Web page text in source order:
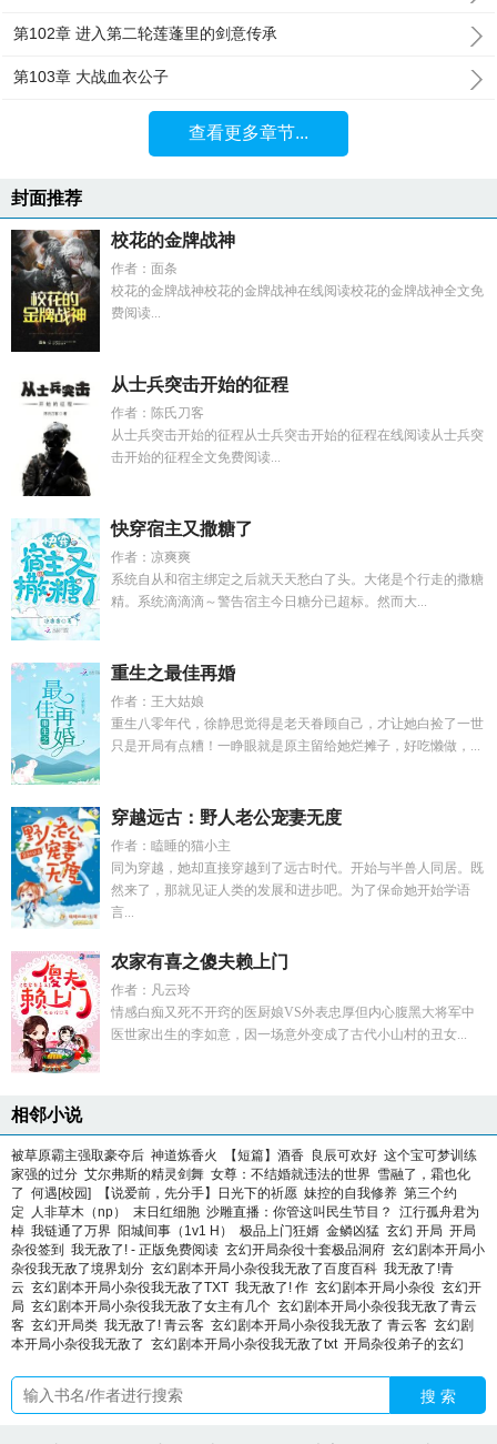
第102章 进入第二轮莲蓬里的剑意传承
第103章 大战血衣公子
查看更多章节...
封面推荐
校花的金牌战神
作者：面条
校花的金牌战神校花的金牌战神在线阅读校花的金牌战神全文免
费阅读...
从士兵突击开始的征程
作者：陈氏刀客
从士兵突击开始的征程从士兵突击开始的征程在线阅读从士兵突
击开始的征程全文免费阅读...
快穿宿主又撒糖了
作者：凉爽爽
系统自从和宿主绑定之后就天天愁白了头。大佬是个行走的撒糖
精。系统滴滴滴～警告宿主今日糖分已超标。然而大...
重生之最佳再婚
作者：王大姑娘
重生八零年代，徐静思觉得是老天眷顾自己，才让她白捡了一世
只是开局有点糟！一睁眼就是原主留给她烂摊子，好吃懒做，...
穿越远古：野人老公宠妻无度
作者：瞌睡的猫小主
同为穿越，她却直接穿越到了远古时代。开始与半兽人同居。既
然来了，那就见证人类的发展和进步吧。为了保命她开始学语
言...
农家有喜之傻夫赖上门
作者：凡云玲
情感白痴又死不开窍的医厨娘VS外表忠厚但内心腹黑大将军中
医世家出生的李如意，因一场意外变成了古代小山村的丑女...
相邻小说
被草原霸主强取豪夺后 神道炼香火 【短篇】酒香 良辰可欢好 这个宝可梦训练
家强的过分 艾尔弗斯的精灵剑舞 女尊：不结婚就违法的世界 雪融了，霜也化
了 何遇[校园] 【说爱前，先分手】日光下的祈愿 妹控的自我修养 第三个约
定
人非草木（np） 末日红细胞 沙雕直播：你管这叫民生节目？
江行孤舟君为
棹 我链通了万界 阳城间事（1v1 H） 极品上门狂婿 金鳞凶猛 玄幻 开局 开局
杂役签到 我无敌了! - 正版免费阅读 玄幻开局杂役十套极品洞府 玄幻剧本开局小
杂役我无敌了境界划分 玄幻剧本开局小杂役我无敌了百度百科 我无敌了!青
云 玄幻剧本开局小杂役我无敌了TXT 我无敌了! 作 玄幻剧本开局小杂役 玄幻开
局 玄幻剧本开局小杂役我无敌了女主有几个 玄幻剧本开局小杂役我无敌了青云
客 玄幻开局类 我无敌了! 青云客 玄幻剧本开局小杂役我无敌了 青云客 玄幻剧
本开局小杂役我无敌了 玄幻剧本开局小杂役我无敌了txt 开局杂役弟子的玄幻
搜 索